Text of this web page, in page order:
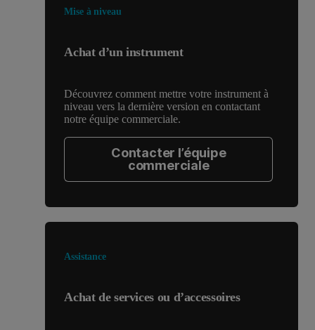
Mise à niveau
Achat d’un instrument
Découvrez comment mettre votre instrument à
niveau vers la dernière version en contactant
notre équipe commerciale.
Contacter l’équipe
commerciale
Assistance
Achat de services ou d’accessoires